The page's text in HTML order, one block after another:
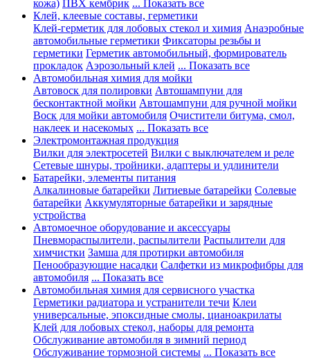
кожа) ПВХ кембрик ... Показать все
Клей, клеевые составы, герметики
Клей-герметик для лобовых стекол и химия Анаэробные
автомобильные герметики Фиксаторы резьбы и
герметики Герметик автомобильный, формирователь
прокладок Аэрозольный клей ... Показать все
Автомобильная химия для мойки
Автовоск для полировки Автошампуни для
бесконтактной мойки Автошампуни для ручной мойки
Воск для мойки автомобиля Очистители битума, смол,
наклеек и насекомых ... Показать все
Электромонтажная продукция
Вилки для электросетей Вилки с выключателем и реле
Сетевые шнуры, тройники, адаптеры и удлинители
Батарейки, элементы питания
Алкалиновые батарейки Литиевые батарейки Солевые
батарейки Аккумуляторные батарейки и зарядные
устройства
Автомоечное оборудование и аксессуары
Пневмораспылители, распылители Распылители для
химчистки Замша для протирки автомобиля
Пенообразующие насадки Салфетки из микрофибры для
автомобиля ... Показать все
Автомобильная химия для сервисного участка
Герметики радиатора и устранители течи Клеи
универсальные, эпоксидные смолы, цианоакрилаты
Клей для лобовых стекол, наборы для ремонта
Обслуживание автомобиля в зимний период
Обслуживание тормозной системы ... Показать все